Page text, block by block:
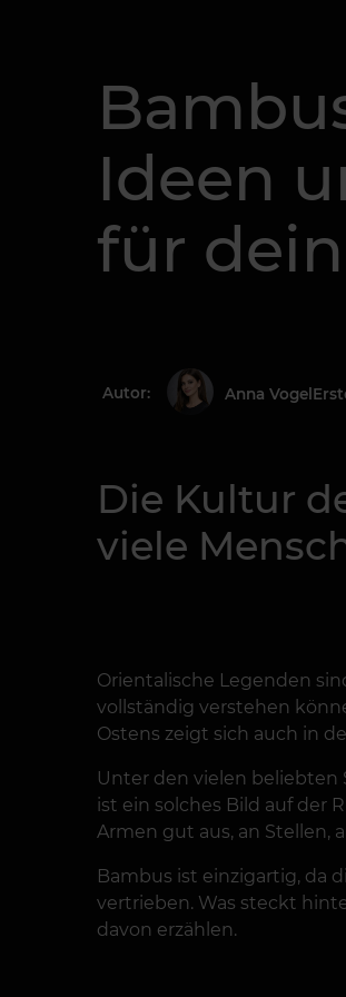
Ideen
für
Autor: Anna Vogel
Die Kultur
viele
Orientalische Legenden
vollständig verstehen
Ostens zeigt sich auch in
Unter den vielen beliebten
ist ein solches Bild auf der
Armen gut aus, an Stellen,
Bambus ist einzigartig, da
vertrieben. Was steckt
davon erzählen.